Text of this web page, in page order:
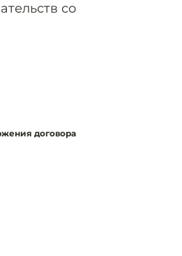
со
договора